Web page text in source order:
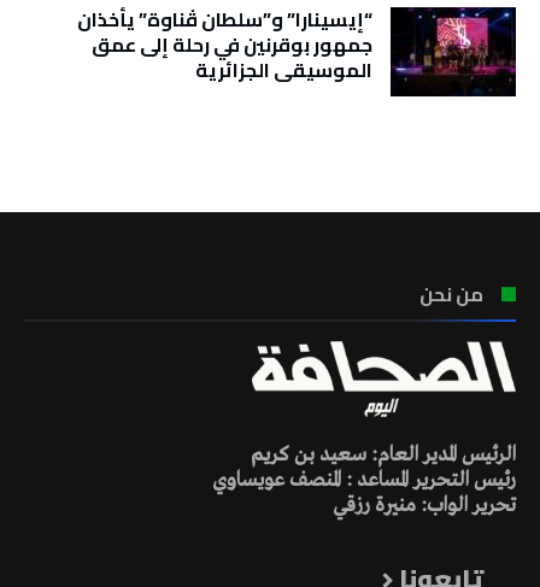
“إيسينارا” و”سلطان ڤناوة” يأخذان
جمهور بوقرنين في رحلة إلى عمق
الموسيقى الجزائرية
من نحن
الرئيس المدير العام: سعيد بن كريم
رئيس التحرير المساعد : المنصف عويساوي
تحرير الواب: منيرة رزقي